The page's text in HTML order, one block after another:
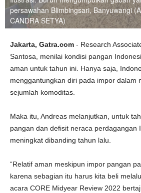
persawahan Blimbingsari, Banyuwangi
CANDRA SETYA)
Jakarta, Gatra.com - Research
Santosa, menilai kondisi pangan
aman untuk tahun ini. Hanya saja,
menggantungkan diri pada impor dalam
sejumlah komoditas.
Maka itu, Andreas melanjutkan, untuk
pangan dan defisit neraca perdagangan
meningkat dibanding tahun lalu.
“Relatif aman meskipun impor pangan
karena sebagian itu harus kita beli
acara CORE Midyear Review 2022